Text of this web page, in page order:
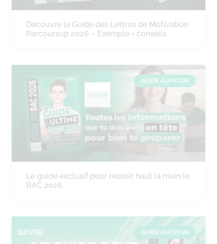
Découvre le Guide des Lettres de Motivation
Parcoursup 2026 – Exemple + conseils
GUIDE AUFUTUR
Le guide exclusif pour réussir haut la main le
BAC 2026
GUIDE AUFUTUR